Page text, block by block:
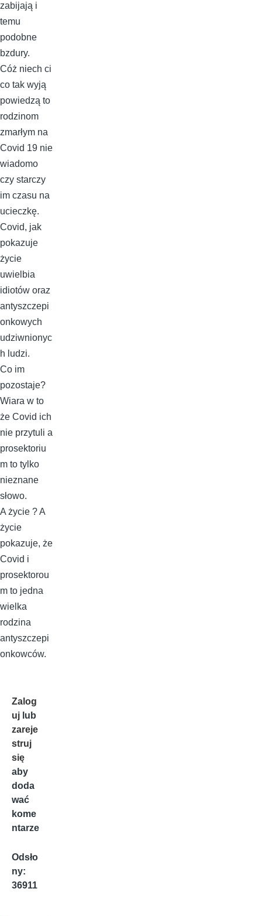
zabijają i
temu
podobne
bzdury.
Cóż niech ci
co tak wyją
powiedzą to
rodzinom
zmarłym na
Covid 19 nie
wiadomo
czy starczy
im czasu na
ucieczkę.
Covid, jak
pokazuje
życie
uwielbia
idiotów oraz
antyszczepi
onkowych
udziwnionyc
h ludzi.
Co im
pozostaje?
Wiara w to
że Covid ich
nie przytuli a
prosektoriu
m to tylko
nieznane
słowo.
A życie ? A
życie
pokazuje, że
Covid i
prosektorou
m to jedna
wielka
rodzina
antyszczepi
onkowców.
Zalog
uj lub
zareje
struj
się
aby
doda
wać
kome
ntarze
Odsło
ny:
36911